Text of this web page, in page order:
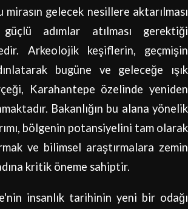
mirasın gelecek nesillere aktarılması
adımlar atılması gerektiği
Arkeolojik keşiflerin, geçmişin
bugüne ve geleceğe ışık
Karahantepe özelinde yeniden
Bakanlığın bu alana yönelik
bölgenin potansiyelini tam olarak
ve bilimsel araştırmalara zemin
kritik öneme sahiptir.
insanlık tarihinin yeni bir odağı